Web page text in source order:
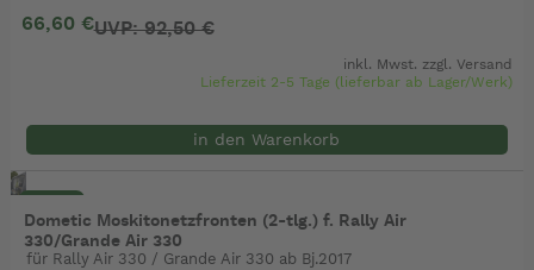
66,60 €UVP: 92,50 €
inkl. Mwst. zzgl.Versand
Lieferzeit 2-5 Tage (lieferbar ab Lager/Werk)
in den Warenkorb
Dometic Moskitonetzfronten (2-tlg.) f. Rally Air
330/Grande Air 330
für Rally Air 330 / Grande Air 330 ab Bj.2017